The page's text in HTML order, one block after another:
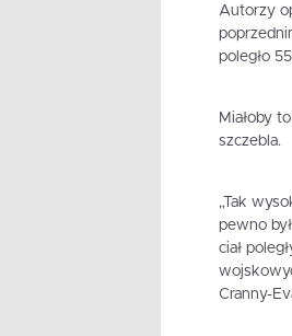
Autorzy
poległo
Miałoby
szczebla.
„Tak
pewno
ciał
Cranny-